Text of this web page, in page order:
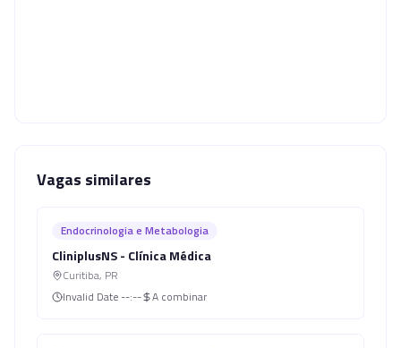
Vagas similares
Endocrinologia e Metabologia
CliniplusNS - Clínica Médica
Curitiba, PR
Invalid Date --:-- A combinar